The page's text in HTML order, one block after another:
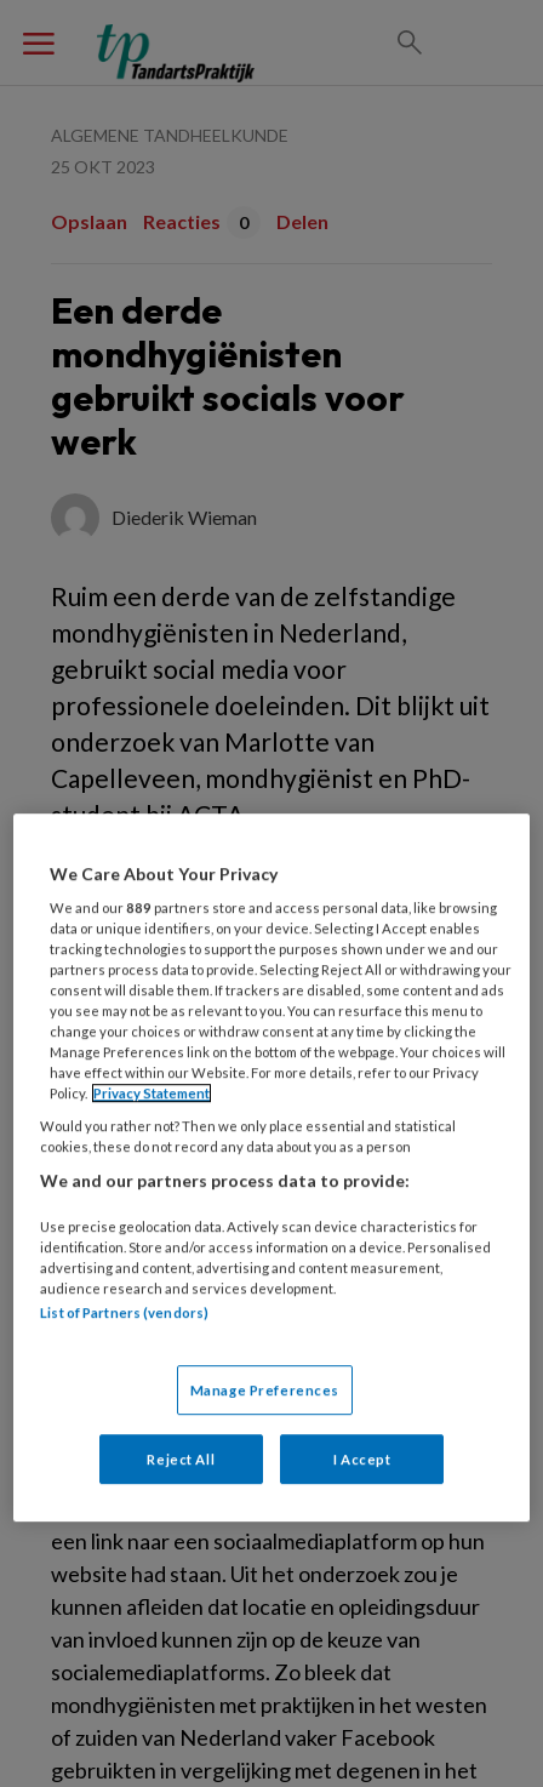
ALGEMENE TANDHEELKUNDE
25 OKT 2023
Opslaan Reacties 0 Delen
Een derde
mondhygiënisten
gebruikt socials voor
werk
Diederik Wieman
Ruim een derde van de zelfstandige
mondhygiënisten in Nederland,
gebruikt social media voor
professionele doeleinden. Dit blijkt uit
onderzoek van Marlotte van
Capelleveen, mondhygiënist en PhD-
student bij ACTA.
hetInternational Journal of Dental Hygieneen
gaat over het gebruik van
socialemediaplatforms door onafhankelijke
bijbehorende persoonlijke en demografische
factoren. De onderzoekers verzamelden
gegevens van 830 onafhankelijke
mondhygiënisten van 670 verschillende
een link naar een sociaalmediaplatform op hun
website had staan. Uit het onderzoek zou je
kunnen afleiden dat locatie en opleidingsduur
van invloed kunnen zijn op de keuze van
socialemediaplatforms. Zo bleek dat
mondhygiënisten met praktijken in het westen
of zuiden van Nederland vaker Facebook
gebruikten in vergelijking met degenen in het
We Care About Your Privacy
We and our889 partners store and access personal data, like browsing
data or unique identifiers, on your device. Selecting I Accept enables
tracking technologies to support the purposes shown under we and our
partners process data to provide. Selecting Reject All or withdrawing your
consent will disable them. If trackers are disabled, some content and ads
you see may not be as relevant to you. You can resurface this menu to
change your choices or withdraw consent at any time by clicking the
Manage Preferences link on the bottom of the webpage. Your choices will
have effect within our Website. For more details, refer to our Privacy
Policy. Privacy Statement
Would you rather not? Then we only place essential and statistical
cookies, these do not record any data about you as a person
We and our partners process data to provide:
Use precise geolocation data. Actively scan device characteristics for
identification. Store and/or access information on a device. Personalised
advertising and content, advertising and content measurement,
audience research and services development.
List of Partners (vendors)
Manage Preferences
Reject All I Accept